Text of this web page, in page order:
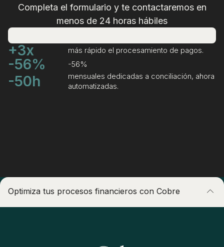
Completa el formulario y te contactaremos en
menos de 24 horas hábiles
+3x más rápido el procesamiento de pagos.
-56% -56%
-50h
mensuales dedicadas a conciliación, ahora
automatizadas.
Optimiza tus procesos financieros con Cobre